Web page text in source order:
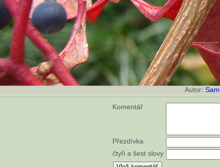
Autor:
Komentář
Přezdívka
čtyři a šest slovy